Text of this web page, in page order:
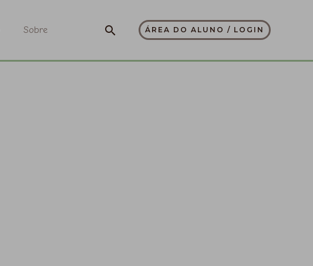
Sobre PesquisarÁREA DO ALUNO / LOGIN